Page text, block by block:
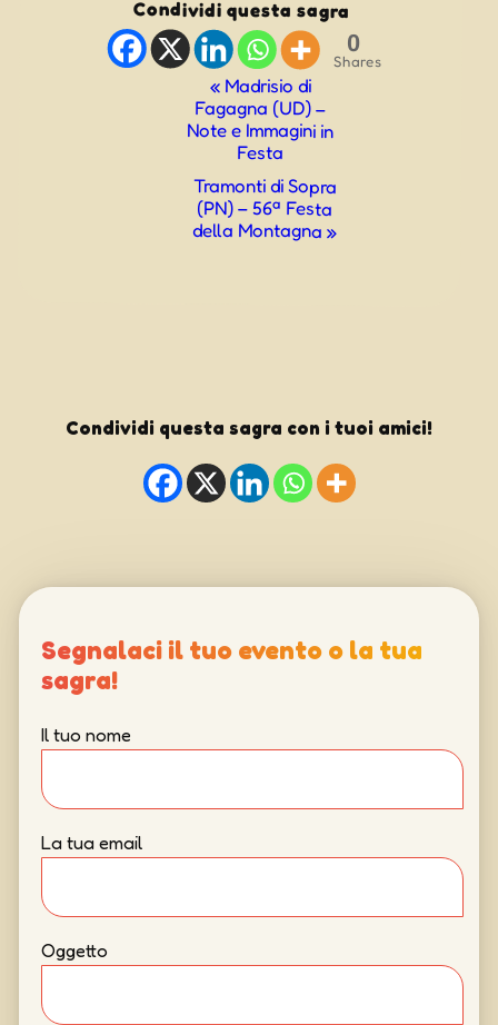
Condividi questa sagra
0
Shares
«Madrisio di
Fagagna (UD) –
Note e Immagini in
Festa
Tramonti di Sopra
(PN) – 56ª Festa
della Montagna »
Condividi questa sagra con i tuoi amici!
Segnalaci il tuo evento o la tua
sagra!
Il tuo nome
La tua email
Oggetto